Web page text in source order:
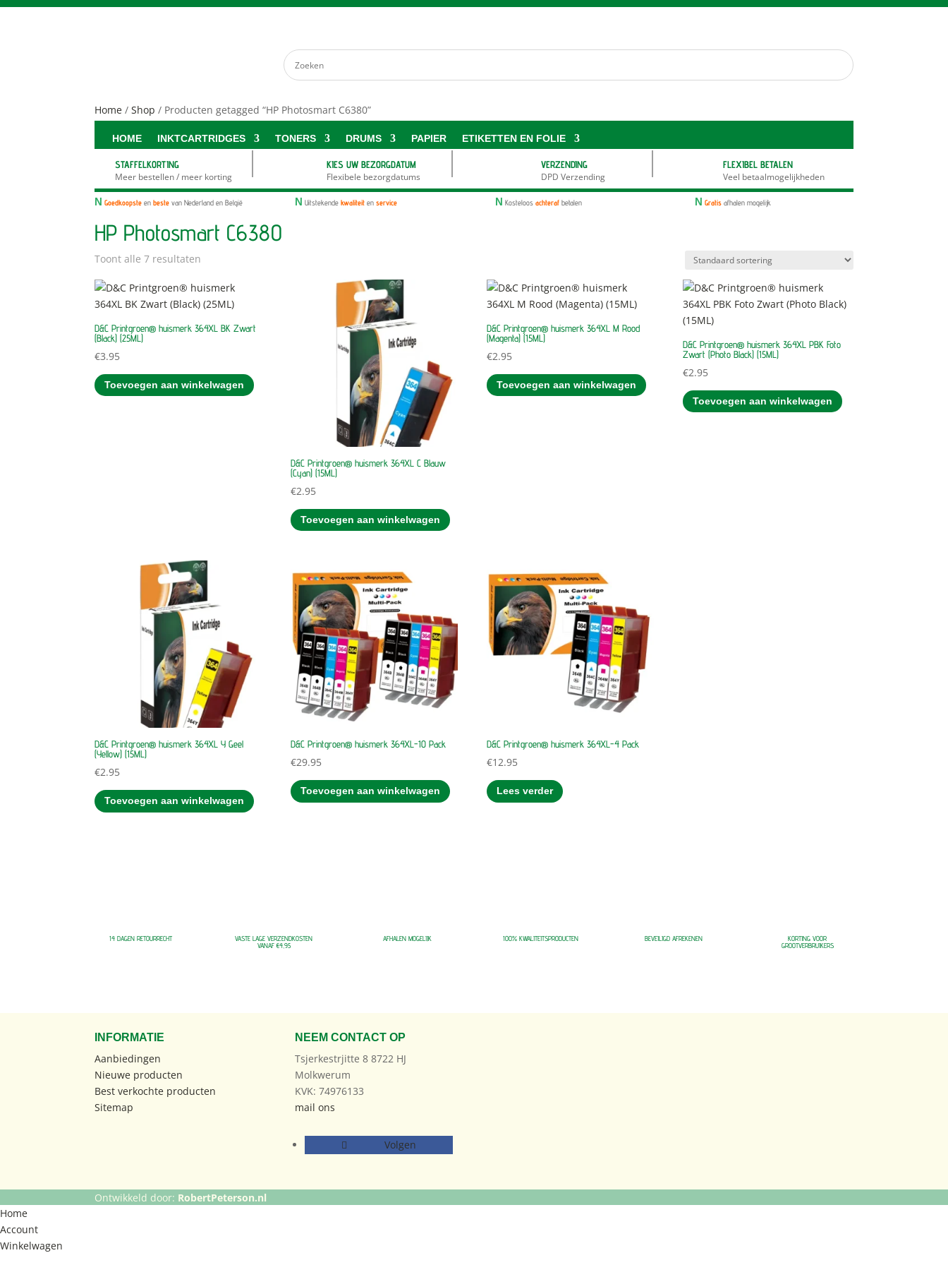
HOME INKTCARTRIDGES TONERS DRUMS PAPIER ETIKETTEN EN FOLIE
STAFFELKORTING
Meer bestellen / meer korting
KIES UW BEZORGDATUM
Flexibele bezorgdatums
VERZENDING
DPD Verzending
FLEXIBEL BETALEN
Veel betaalmogelijkheden
N Goedkoopste enbeste van Nederland en België N Uitstekendekwaliteiten service N Kosteloos achteraf betalen N Gratis afhalen mogelijk
Home /Shop / Producten getagged “HP Photosmart C6380”
HP Photosmart C6380
Toont alle 7 resultaten
D&C Printgroen® huismerk 364XL BK Zwart
(Black) (25ML)
€3.95
Toevoegen aan winkelwagen
D&C Printgroen® huismerk 364XL C Blauw
(Cyan) (15ML)
€2.95
Toevoegen aan winkelwagen
D&C Printgroen® huismerk 364XL M Rood
(Magenta) (15ML)
€2.95
Toevoegen aan winkelwagen
D&C Printgroen® huismerk 364XL PBK Foto
Zwart (Photo Black) (15ML)
€2.95
Toevoegen aan winkelwagen
D&C Printgroen® huismerk 364XL Y Geel
(Yellow) (15ML)
€2.95
Toevoegen aan winkelwagen
D&C Printgroen® huismerk 364XL-10 Pack
€29.95
Toevoegen aan winkelwagen
D&C Printgroen® huismerk 364XL-4 Pack
€12.95
Lees verder
14 DAGEN RETOURRECHT
VASTE LAGE VERZENDKOSTEN
VANAF €4,95
AFHALEN MOGELIJK 100% KWALITEITSPRODUCTEN BEVEILIGD AFREKENEN
KORTING VOOR
GROOTVERBRUIKERS
INFORMATIE
Aanbiedingen
Nieuwe producten
Best verkochte producten
Sitemap
NEEM CONTACT OP
Tsjerkestrjitte 8 8722 HJ
Molkwerum
KVK: 74976133
mail ons
Volgen
Ontwikkeld door: RobertPeterson.nl
Home
Account
Winkelwagen